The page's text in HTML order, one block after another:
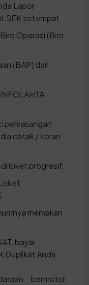
Lapor
setempat.
Operasi (Biro
(BAP) dari
pemasangan
cetak / koran
di loket progresif.
memakan
bayar
Duplikat Anda.
bermotor,